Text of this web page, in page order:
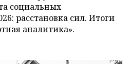
социальных
расстановка сил. Итоги
аналитика».